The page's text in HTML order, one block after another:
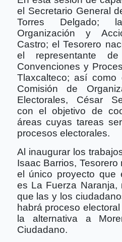
el Secretario General
Torres Delgado;
Organización y
Castro; el Tesorero
el representante
Convenciones y
Tlaxcalteco; así
Comisión de
Electorales, César
con el objetivo de
áreas cuyas tareas
procesos electorales.
Al inaugurar los
Isaac Barrios,
el único proyecto que
es La Fuerza Naranja,
que las y los
habrá proceso
la alternativa a
Ciudadano.